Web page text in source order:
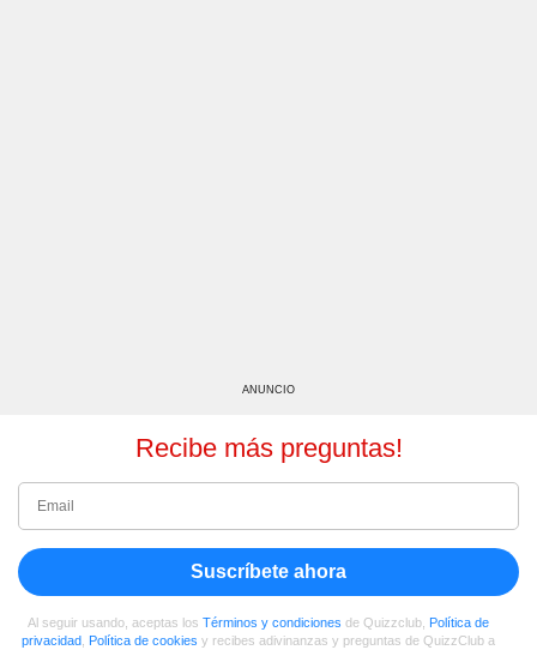
ANUNCIO
Recibe más preguntas!
Suscríbete ahora
Al seguir usando, aceptas los Términos y condiciones de Quizzclub, Política de
privacidad, Política de cookies y recibes adivinanzas y preguntas de QuizzClub a